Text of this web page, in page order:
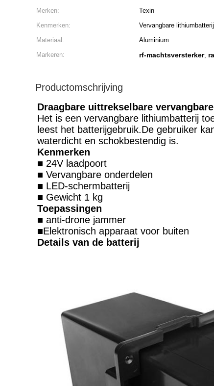
Merken: Texin
Kenmerken:
Vervangbare
Materiaal:
Aluminium
Markeren:
rf-machtsversterker,
Productomschrijving
Draagbare uittrekselbare
Het is een vervangbare lithiumbatterij
leest het batterijgebruik.De gebruiker
waterdicht en schokbestendig is.
Kenmerken
■ 24V laadpoort
■ Vervangbare onderdelen
■ LED-schermbatterij
■ Gewicht 1 kg
Toepassingen
■ anti-drone jammer
■Elektronisch apparaat voor buiten
Details van de batterij